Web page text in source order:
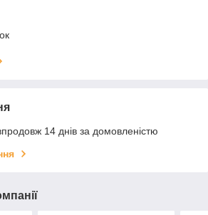
14 днів за домовленістю